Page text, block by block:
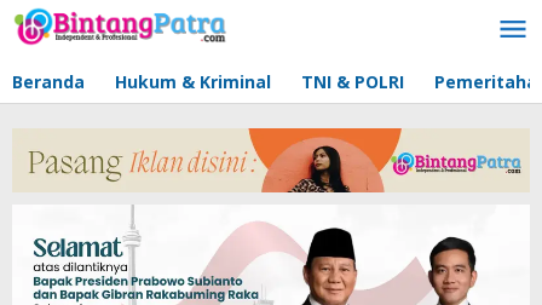
Lewati
ke
Beranda Hukum & Kriminal TNI & POLRI